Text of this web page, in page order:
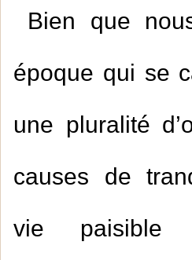
Bien que
époque qui se
une pluralité
causes de
vie